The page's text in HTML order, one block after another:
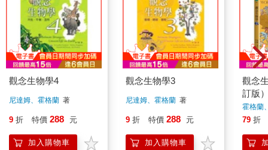
觀念生物學4
尼達姆、霍格蘭 著
9 折 特價 288 元
加入購物車
觀念生物學3
尼達姆、霍格蘭 著
9 折 特價 288 元
加入購物車
觀念
訂版
霍格蘭
79 折